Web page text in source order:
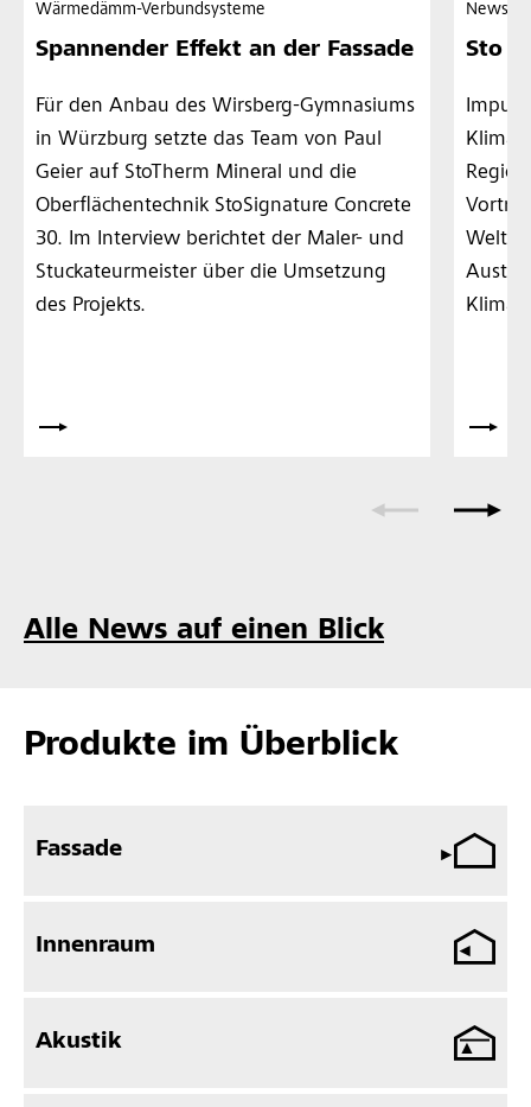
Spannender Effekt an der Fassade
Für den Anbau des Wirsberg-Gymnasiums
in Würzburg setzte das Team von Paul
Geier auf StoTherm Mineral und die
Oberflächentechnik StoSignature Concrete
30. Im Interview berichtet der Maler- und
Stuckateurmeister über die Umsetzung
des Projekts.
Wärmedämm-Verbundsysteme
Sto
Welt
News
Alle News auf einen Blick
Produkte im Überblick
Fassade
Innenraum
Akustik